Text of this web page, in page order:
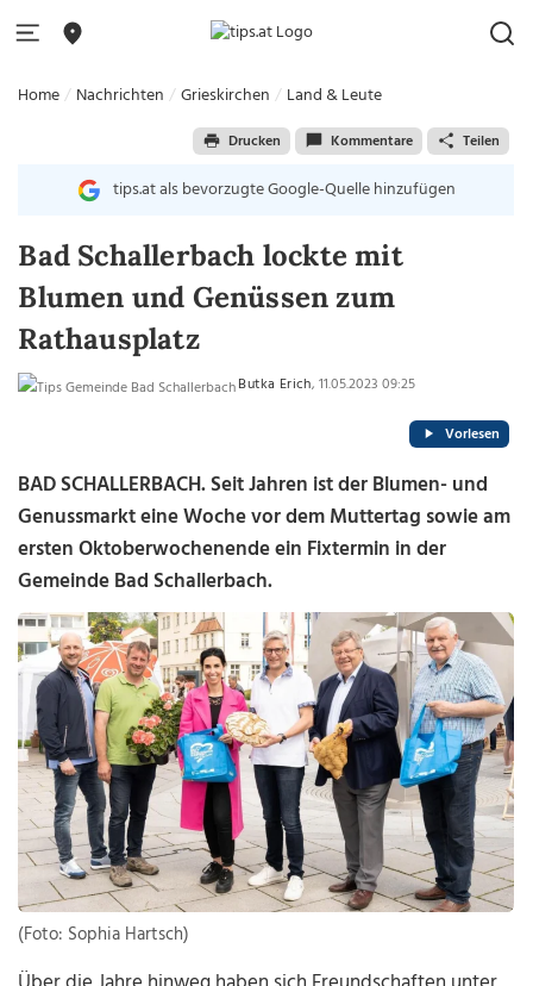
Home Nachrichten Grieskirchen Land & Leute
Drucken Kommentare Teilen
tips.at als bevorzugte Google-Quelle hinzufügen
Bad Schallerbach lockte mit
Blumen und Genüssen zum
Rathausplatz
Butka Erich, 11.05.2023 09:25
Vorlesen
BAD SCHALLERBACH.Seit Jahren ist der Blumen- und
Genussmarkt eine Woche vor dem Muttertag sowie am
ersten Oktoberwochenende ein Fixtermin in der
Gemeinde Bad Schallerbach.
(Foto: Sophia Hartsch)